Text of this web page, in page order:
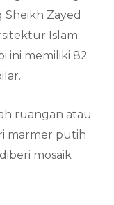
Zayed
Islam.
ini memiliki 82
ruangan atau
marmer putih
mosaik